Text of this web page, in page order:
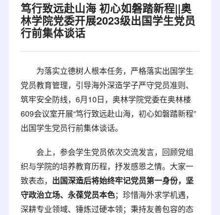
笃行致远赴山海 初心如磐踏新程||奥
林学院党委开展2023级出国学生党员
行前集体谈话
为落实立德树人根本任务，严格落实出国学生
党员教育管理，引导海外深造学子严守党员准则、
筑牢安全防线，6月10日，奥林学院党委在奥林楼
609会议室开展“笃行致远赴山海，初心如磐踏新程”
出国学生党员行前集体谈话。
会上，参会学生党员依次交流发言，回顾党组
织与学院的培养教育历程，抒发感恩之情。大家一
致表态， 出国深造后将始终牢记党员第一身份，坚
守政治立场、永葆党员本色；珍惜海外求学机遇，
深耕专业领域、锤炼过硬本领；秉持友善包容的态